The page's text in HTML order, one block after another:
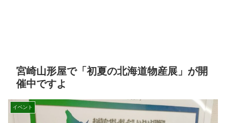
宮崎山形屋で「初夏の北海道物産展」が開
催中ですよ
イベント